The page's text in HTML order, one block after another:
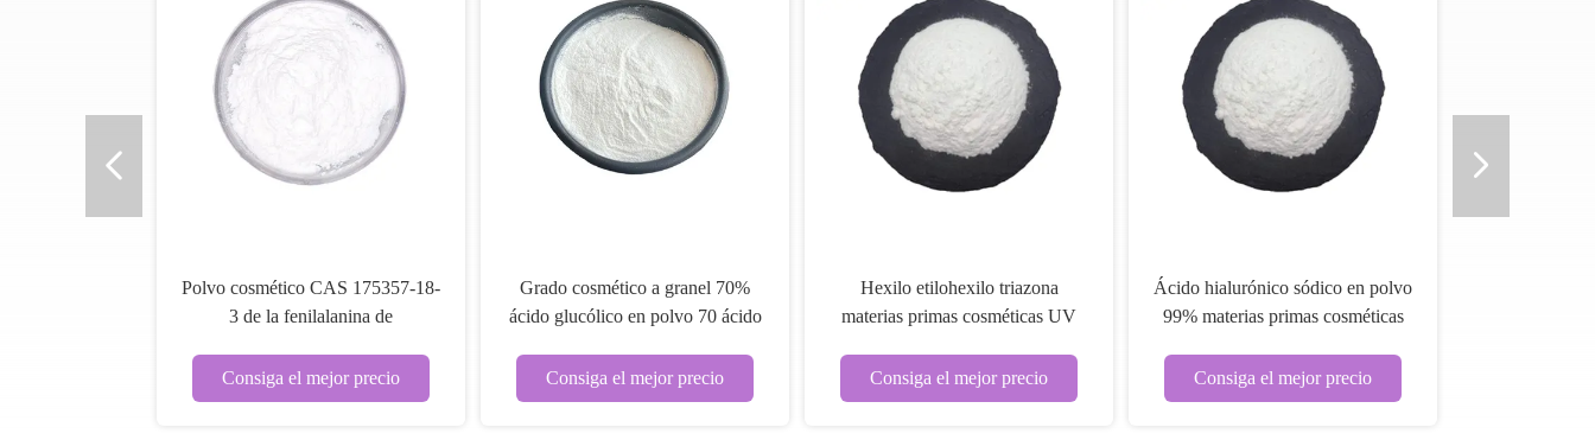
Polvo cosmético CAS 175357-18-
3 de la fenilalanina de
Consiga el mejor precio
Grado cosmético a granel 70%
ácido glucólico en polvo 70 ácido
Consiga el mejor precio
Hexilo etilohexilo triazona
materias primas cosméticas UV
Consiga el mejor precio
Ácido hialurónico sódico en polvo
99% materias primas cosméticas
Consiga el mejor precio